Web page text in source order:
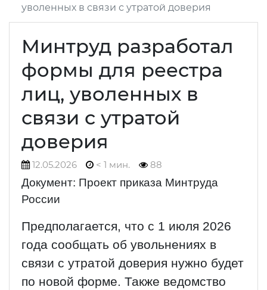
уволенных в связи с утратой доверия
Минтруд разработал
формы для реестра
лиц, уволенных в
связи с утратой
доверия
12.05.2026 < 1 мин. 88
Документ: Проект приказа Минтруда
России
Предполагается, что с 1 июля 2026
года сообщать об увольнениях в
связи с утратой доверия нужно будет
по новой форме. Также ведомство